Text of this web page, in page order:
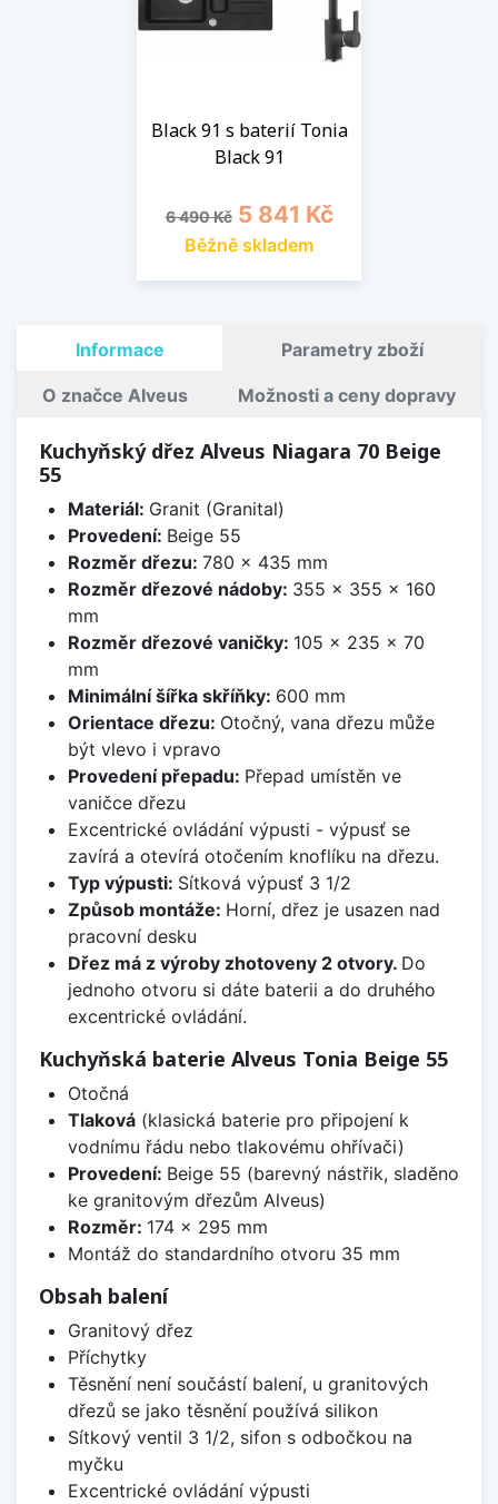
Black 91 s baterií Tonia
Black 91
Běžná cena
6 490 Kč Cena
5 841 Kč
Běžně skladem
Informace Parametry zboží
O značce Alveus Možnosti a ceny dopravy
Kuchyňský dřez Alveus Niagara 70 Beige
55
Materiál: Granit (Granital)
Provedení: Beige 55
Rozměr dřezu: 780 x 435 mm
Rozměr dřezové nádoby: 355 x 355 x 160
mm
Rozměr dřezové vaničky: 105 x 235 x 70
mm
Minimální šířka skříňky: 600 mm
Orientace dřezu: Otočný, vana dřezu může
být vlevo i vpravo
Provedení přepadu: Přepad umístěn ve
vaničce dřezu
Excentrické ovládání výpusti - výpusť se
zavírá a otevírá otočením knoflíku na dřezu.
Typ výpusti: Sítková výpusť 3 1/2
Způsob montáže: Horní, dřez je usazen nad
pracovní desku
Dřez má z výroby zhotoveny 2 otvory. Do
jednoho otvoru si dáte baterii a do druhého
excentrické ovládání.
Kuchyňská baterie Alveus Tonia Beige 55
Otočná
Tlaková(klasická baterie pro připojení k
vodnímu řádu nebo tlakovému ohřívači)
Provedení: Beige 55 (barevný nástřik, sladěno
ke granitovým dřezům Alveus)
Rozměr: 174 x 295 mm
Montáž do standardního otvoru 35 mm
Obsah balení
Granitový dřez
Příchytky
Těsnění není součástí balení, u granitových
dřezů se jako těsnění používá silikon
Sítkový ventil 3 1/2, sifon s odbočkou na
myčku
Excentrické ovládání výpusti